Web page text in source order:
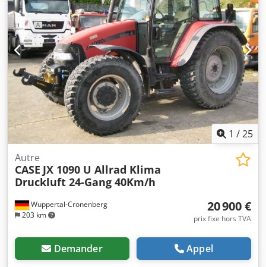
1 /25
Wuppertal-Cronenberg
203 km
Autre
CASE JX 1090 U Allrad Klima
Druckluft 24-Gang 40Km/h
20 900 €
prix fixe hors TVA
Demander Appel